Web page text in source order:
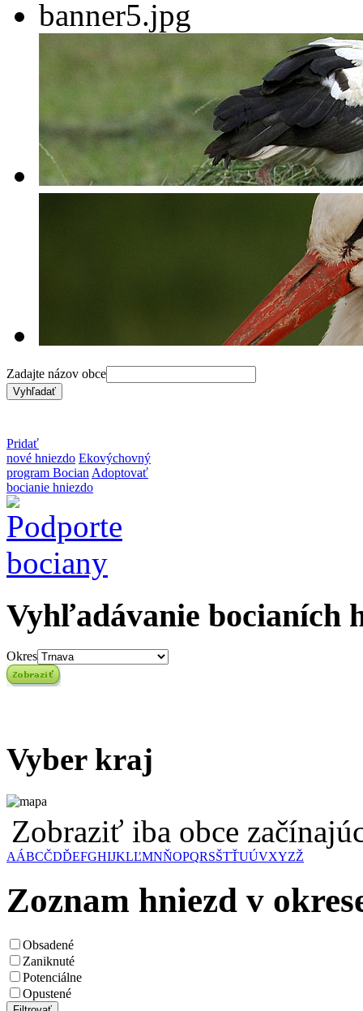
Zadajte názov obce
Pridať
nové hniezdo Ekovýchovný
program Bocian Adoptovať
bocianie hniezdo
Vyhľadávanie bocianích
Okres
Vyber kraj
Zobraziť iba obce
AÁBCČDĎEFGHIJKLĽMNŇOPQRSŠTŤUÚVXYZŽ
Zoznam hniezd v
Obsadené
Zaniknuté
Potenciálne
Opustené